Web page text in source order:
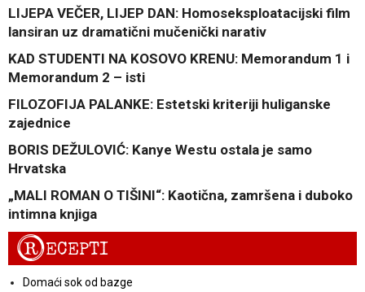
LIJEPA VEČER, LIJEP DAN: Homoseksploatacijski film
lansiran uz dramatični mučenički narativ
KAD STUDENTI NA KOSOVO KRENU: Memorandum 1 i
Memorandum 2 – isti
FILOZOFIJA PALANKE: Estetski kriteriji huliganske
zajednice
BORIS DEŽULOVIĆ: Kanye Westu ostala je samo
Hrvatska
„MALI ROMAN O TIŠINI“: Kaotična, zamršena i duboko
intimna knjiga
RECEPTI
Domaći sok od bazge